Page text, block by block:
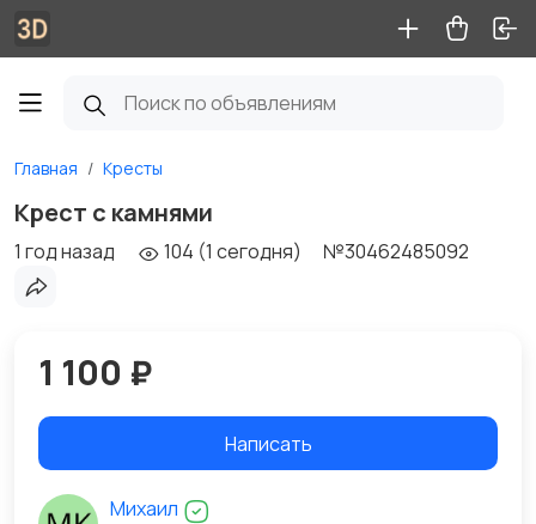
Главная Кресты
Крест с камнями
1 год назад 104 (1 сегодня) №30462485092
1 100 ₽
Написать
Михаил